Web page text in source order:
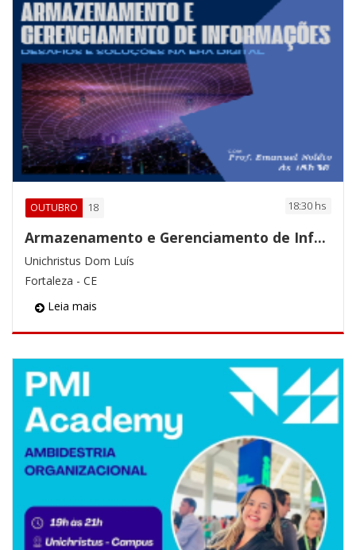
OUTUBRO 18 18:30 hs
​Armazenamento e Gerenciamento de Informações
Unichristus Dom Luís
Fortaleza - CE
Leia mais